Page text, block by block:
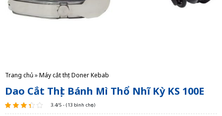
Trang chủ»Máy cắt thịt Doner Kebab
Dao Cắt Thịt Bánh Mì Thổ Nhĩ Kỳ KS 100E
3.4/5 - (13 bình chọn)